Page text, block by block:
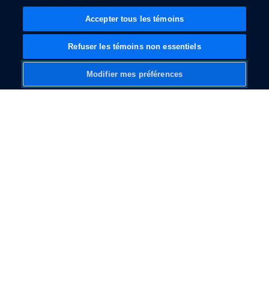
Soutien aux propriétaires
Débloquez le
Modifier mes préférences
Refuser les témoins non essentiels
Accepter tous les témoins